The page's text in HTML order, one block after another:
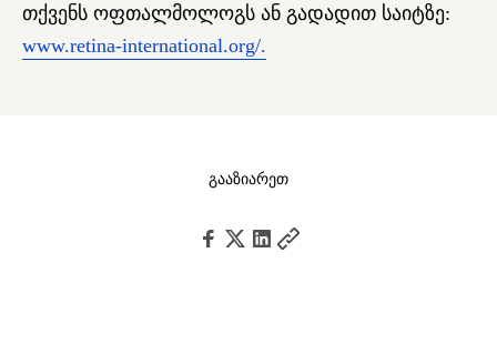
თქვენს ოფთალმოლოგს ან გადადით საიტზე:
www.retina-international.org/.
გააზიარეთ